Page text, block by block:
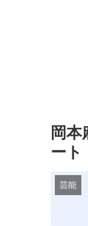
岡
ート
芸能